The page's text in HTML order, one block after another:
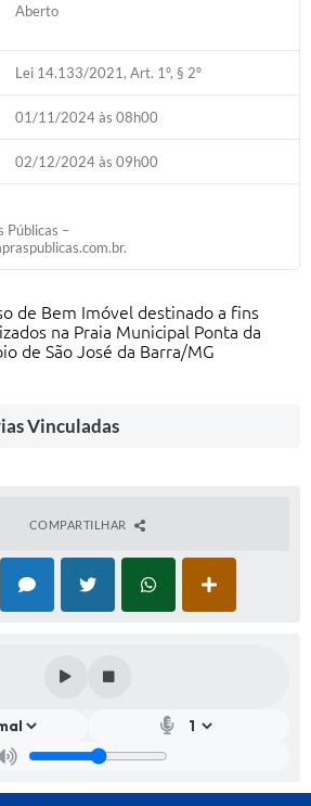
Aberto
Lei 14.133/2021, Art. 1º, § 2º
01/11/2024 às 08h00
02/12/2024 às 09h00
Públicas –
de Bem Imóvel destinado a fins
na Praia Municipal Ponta da
de São José da Barra/MG
Vinculadas
COMPARTILHAR